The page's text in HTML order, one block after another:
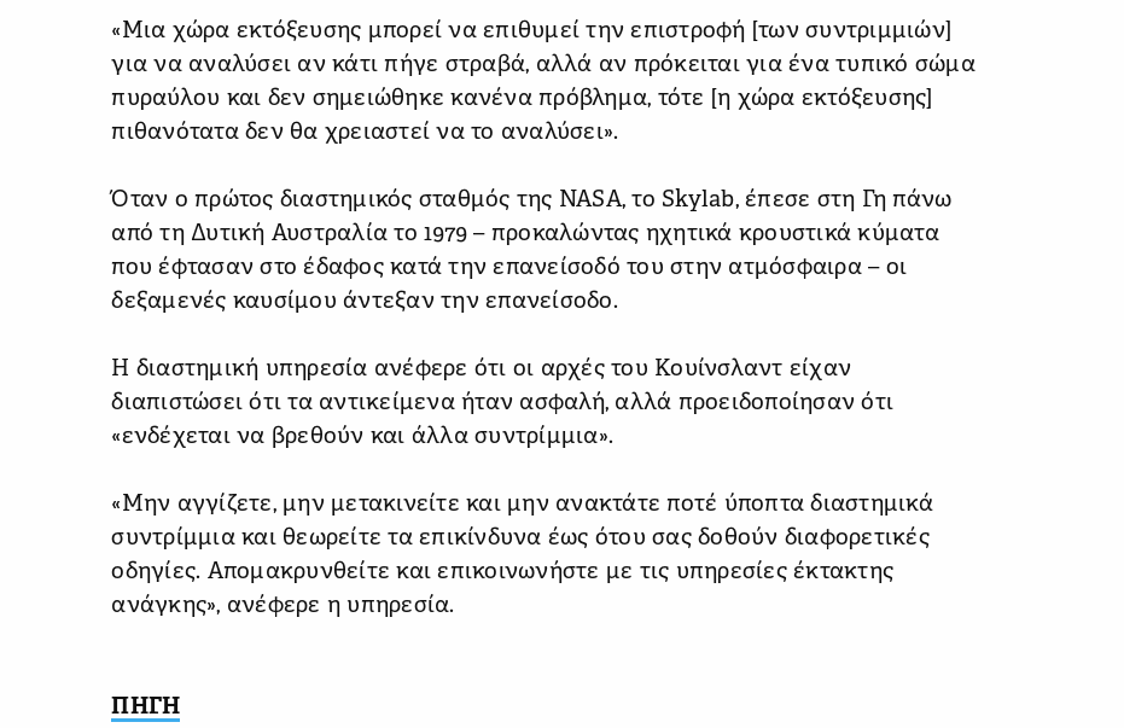
«Μια χώρα εκτόξευσης μπορεί να επιθυμεί την επιστροφή [των συντριμμιών]
για να αναλύσει αν κάτι πήγε στραβά, αλλά αν πρόκειται για ένα τυπικό σώμα
πυραύλου και δεν σημειώθηκε κανένα πρόβλημα, τότε [η χώρα εκτόξευσης]
πιθανότατα δεν θα χρειαστεί να το αναλύσει».
Όταν ο πρώτος διαστημικός σταθμός της NASA, το Skylab, έπεσε στη Γη πάνω
από τη Δυτική Αυστραλία το 1979 – προκαλώντας ηχητικά κρουστικά κύματα
που έφτασαν στο έδαφος κατά την επανείσοδό του στην ατμόσφαιρα – οι
δεξαμενές καυσίμου άντεξαν την επανείσοδο.
Η διαστημική υπηρεσία ανέφερε ότι οι αρχές του Κουίνσλαντ είχαν
διαπιστώσει ότι τα αντικείμενα ήταν ασφαλή, αλλά προειδοποίησαν ότι
«ενδέχεται να βρεθούν και άλλα συντρίμμια».
«Μην αγγίζετε, μην μετακινείτε και μην ανακτάτε ποτέ ύποπτα διαστημικά
συντρίμμια και θεωρείτε τα επικίνδυνα έως ότου σας δοθούν διαφορετικές
οδηγίες. Απομακρυνθείτε και επικοινωνήστε με τις υπηρεσίες έκτακτης
ανάγκης», ανέφερε η υπηρεσία.
ΠΗΓΗ